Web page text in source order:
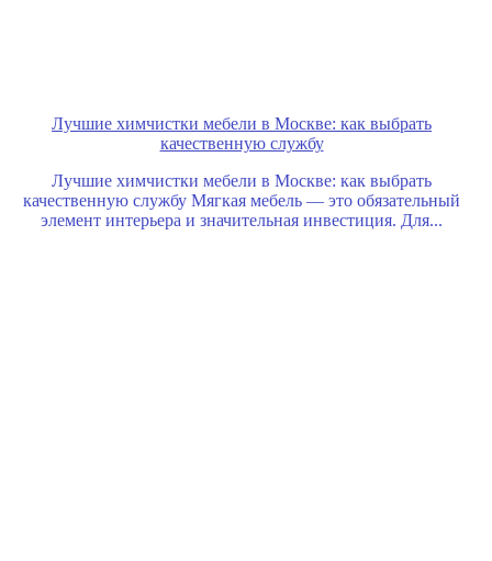
Лучшие химчистки мебели в Москве: как выбрать
качественную службу
Лучшие химчистки мебели в Москве: как выбрать
качественную службу Мягкая мебель — это обязательный
элемент интерьера и значительная инвестиция. Для...